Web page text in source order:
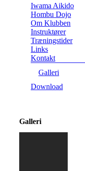
Iwama Aikido
Hombu Dojo
Om Klubben
Instruktører
Træningstider
Links
Kontakt
Galleri
Download
Galleri